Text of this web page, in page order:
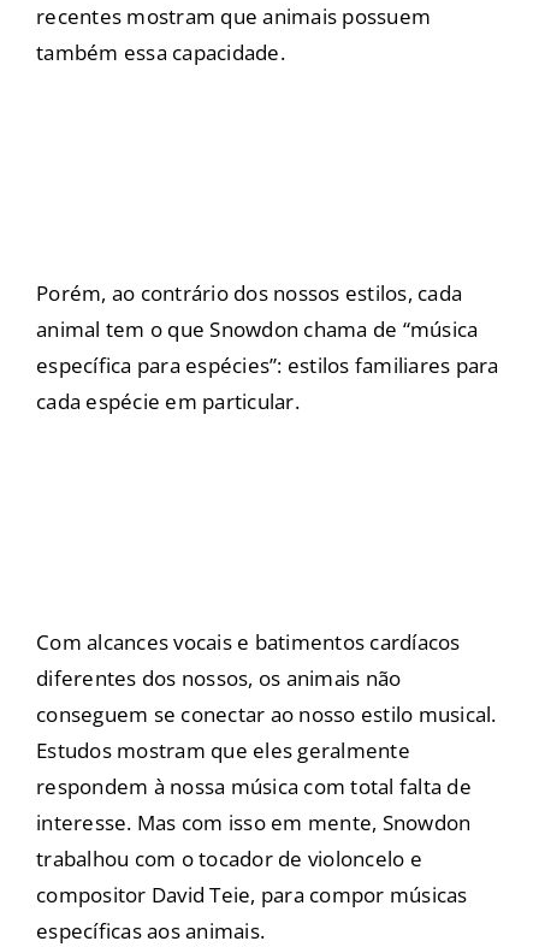
recentes mostram que animais possuem
também essa capacidade.
Porém, ao contrário dos nossos estilos, cada
animal tem o que Snowdon chama de “música
específica para espécies”: estilos familiares para
cada espécie em particular.
Com alcances vocais e batimentos cardíacos
diferentes dos nossos, os animais não
conseguem se conectar ao nosso estilo musical.
Estudos mostram que eles geralmente
respondem à nossa música com total falta de
interesse. Mas com isso em mente, Snowdon
trabalhou com o tocador de violoncelo e
compositor David Teie, para compor músicas
específicas aos animais.